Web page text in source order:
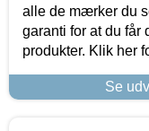
alle de mærker du
garanti for at du får
produkter. Klik her
Se